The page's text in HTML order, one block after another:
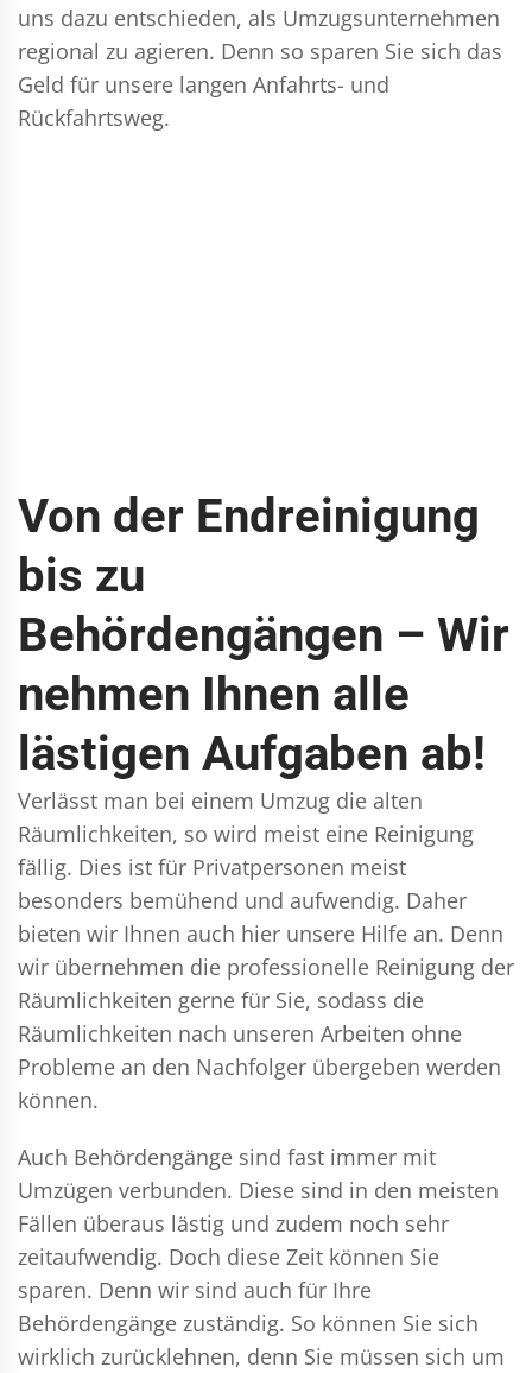
uns dazu entschieden, als Umzugsunternehmen
regional zu agieren. Denn so sparen Sie sich das
Geld für unsere langen Anfahrts- und
Rückfahrtsweg.
Von der Endreinigung
bis zu
Behördengängen – Wir
nehmen Ihnen alle
lästigen Aufgaben ab!
Verlässt man bei einem Umzug die alten
Räumlichkeiten, so wird meist eine Reinigung
fällig. Dies ist für Privatpersonen meist
besonders bemühend und aufwendig. Daher
bieten wir Ihnen auch hier unsere Hilfe an. Denn
wir übernehmen die professionelle Reinigung der
Räumlichkeiten gerne für Sie, sodass die
Räumlichkeiten nach unseren Arbeiten ohne
Probleme an den Nachfolger übergeben werden
können.
Auch Behördengänge sind fast immer mit
Umzügen verbunden. Diese sind in den meisten
Fällen überaus lästig und zudem noch sehr
zeitaufwendig. Doch diese Zeit können Sie
sparen. Denn wir sind auch für Ihre
Behördengänge zuständig. So können Sie sich
wirklich zurücklehnen, denn Sie müssen sich um